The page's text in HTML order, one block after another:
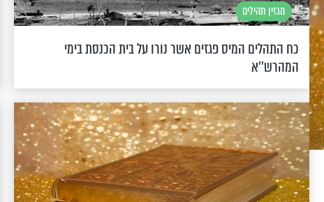
מגזין תהילים
כח התהלים המיס פגזים אשר נורו על בית הכנסת בימי
המהרש''א